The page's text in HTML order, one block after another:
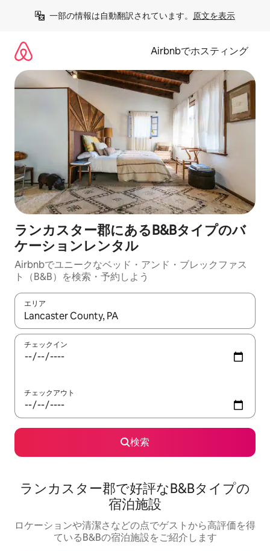
一部の情報は自動翻訳されています。 原文を表示
Airbnbでホスティング
ランカスター郡にあるB&Bタイプのバ
ケーションレンタル
Airbnbでユニークなベッド・アンド・ブレックファス
ト（B&B）を検索・予約しよう
エリア
検索結果が表示されたら、上下の矢印キーを使って移動するか
チェックイン
チェックアウト
検索
ランカスター郡で好評なB&Bタイプの
宿泊施設
ロケーションや清潔さなどの点でゲストから高評価を得
ているB&Bの宿泊施設をご紹介します